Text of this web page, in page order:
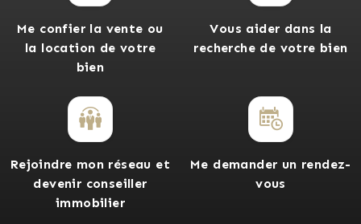
Me confier la vente ou
la location de votre
bien
Vous aider dans la
recherche de votre bien
Rejoindre mon réseau et
devenir conseiller
immobilier
Me demander un rendez-
vous